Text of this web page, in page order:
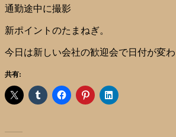
通勤途中に撮影
新ポイントのたまねぎ。
今日は新しい会社の歓迎会で日付が変
共有: